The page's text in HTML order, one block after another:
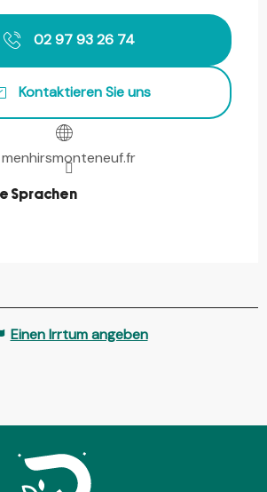
02 97 93 26 74
Kontaktieren Sie uns
menhirsmonteneuf.fr
Sprachen
Sprachen
Einen Irrtum angeben